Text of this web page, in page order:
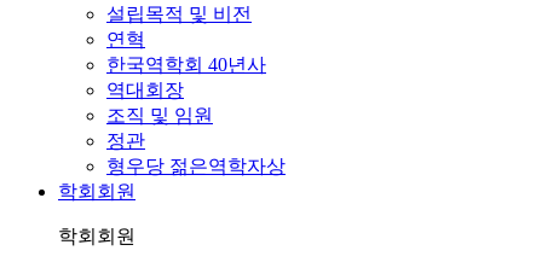
설립목적 및 비전
연혁
한국역학회 40년사
역대회장
조직 및 임원
정관
형우당 젊은역학자상
학회회원
학회회원